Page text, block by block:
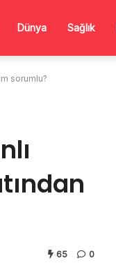
Dünya Sağlık
sorumlu?
65 0